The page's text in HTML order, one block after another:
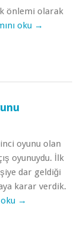
önlemi olarak
oku →
oyunu olan
oyunuydu. İlk
dar geldiği
karar verdik.
oku →